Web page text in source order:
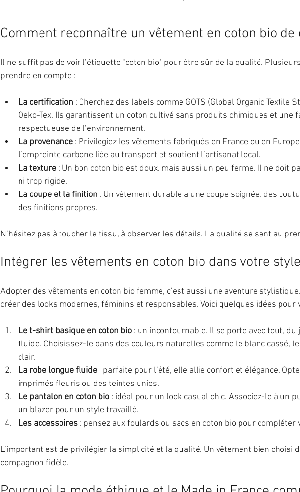
Comment reconnaître un vêtement en coton bio de
Il ne suffit pas de voir l’étiquette "coton bio" pour être sûr de la qualité.
prendre en compte :
La certification : Cherchez des labels comme GOTS (Global Organic Textile
Oeko-Tex. Ils garantissent un coton cultivé sans produits chimiques et une
respectueuse de l’environnement.
La provenance : Privilégiez les vêtements fabriqués en France ou en
l’empreinte carbone liée au transport et soutient l’artisanat local.
La texture : Un bon coton bio est doux, mais aussi un peu ferme. Il ne doit
ni trop rigide.
La coupe et la finition : Un vêtement durable a une coupe soignée, des
des finitions propres.
N’hésitez pas à toucher le tissu, à observer les détails. La qualité se sent au
Intégrer les vêtements en coton bio dans votre
Adopter des vêtements en coton bio femme, c’est aussi une aventure
créer des looks modernes, féminins et responsables. Voici quelques idées pour
Le t-shirt basique en coton bio : un incontournable. Il se porte avec tout, du
fluide. Choisissez-le dans des couleurs naturelles comme le blanc cassé,
clair.
La robe longue fluide : parfaite pour l’été, elle allie confort et élégance.
imprimés fleuris ou des teintes unies.
Le pantalon en coton bio : idéal pour un look casual chic. Associez-le à un
un blazer pour un style travaillé.
Les accessoires : pensez aux foulards ou sacs en coton bio pour compléter
L’important est de privilégier la simplicité et la qualité. Un vêtement bien choisi
compagnon fidèle.